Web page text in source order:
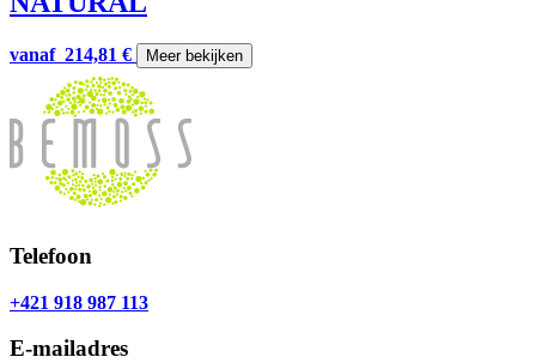
vanaf 214,81 € Meer bekijken
Telefoon
+421 918 987 113
E-mailadres